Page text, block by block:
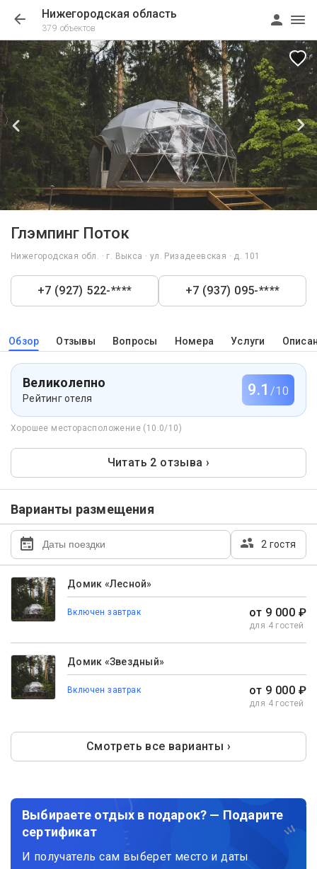
Нижегородская область
379 объектов
Глэмпинг Поток
Нижегородская обл. · г. Выкса · ул. Ризадеевская · д. 101
+7 (927) 522-**** +7 (937) 095-****
Обзор Отзывы Вопросы Номера Услуги
Великолепно
Рейтинг отеля 9.1 /10
Хорошее месторасположение (10.0/10)
Читать 2 отзыва ›
Варианты размещения
2 гостя
Домик «Лесной»
Включен завтрак от 9 000 ₽
для 4 гостей
Домик «Звездный»
Включен завтрак от 9 000 ₽
для 4 гостей
Смотреть все варианты ›
Выбираете отдых в подарок? — Подарите
сертификат
И получатель сам выберет место и даты